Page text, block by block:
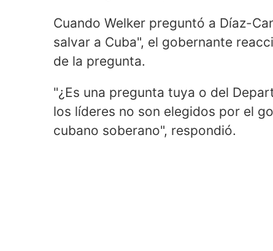
Cuando Welker preguntó a Díaz-
salvar a Cuba", el gobernante
de la pregunta.
"¿Es una pregunta tuya o del
los líderes no son elegidos por el
cubano soberano", respondió.